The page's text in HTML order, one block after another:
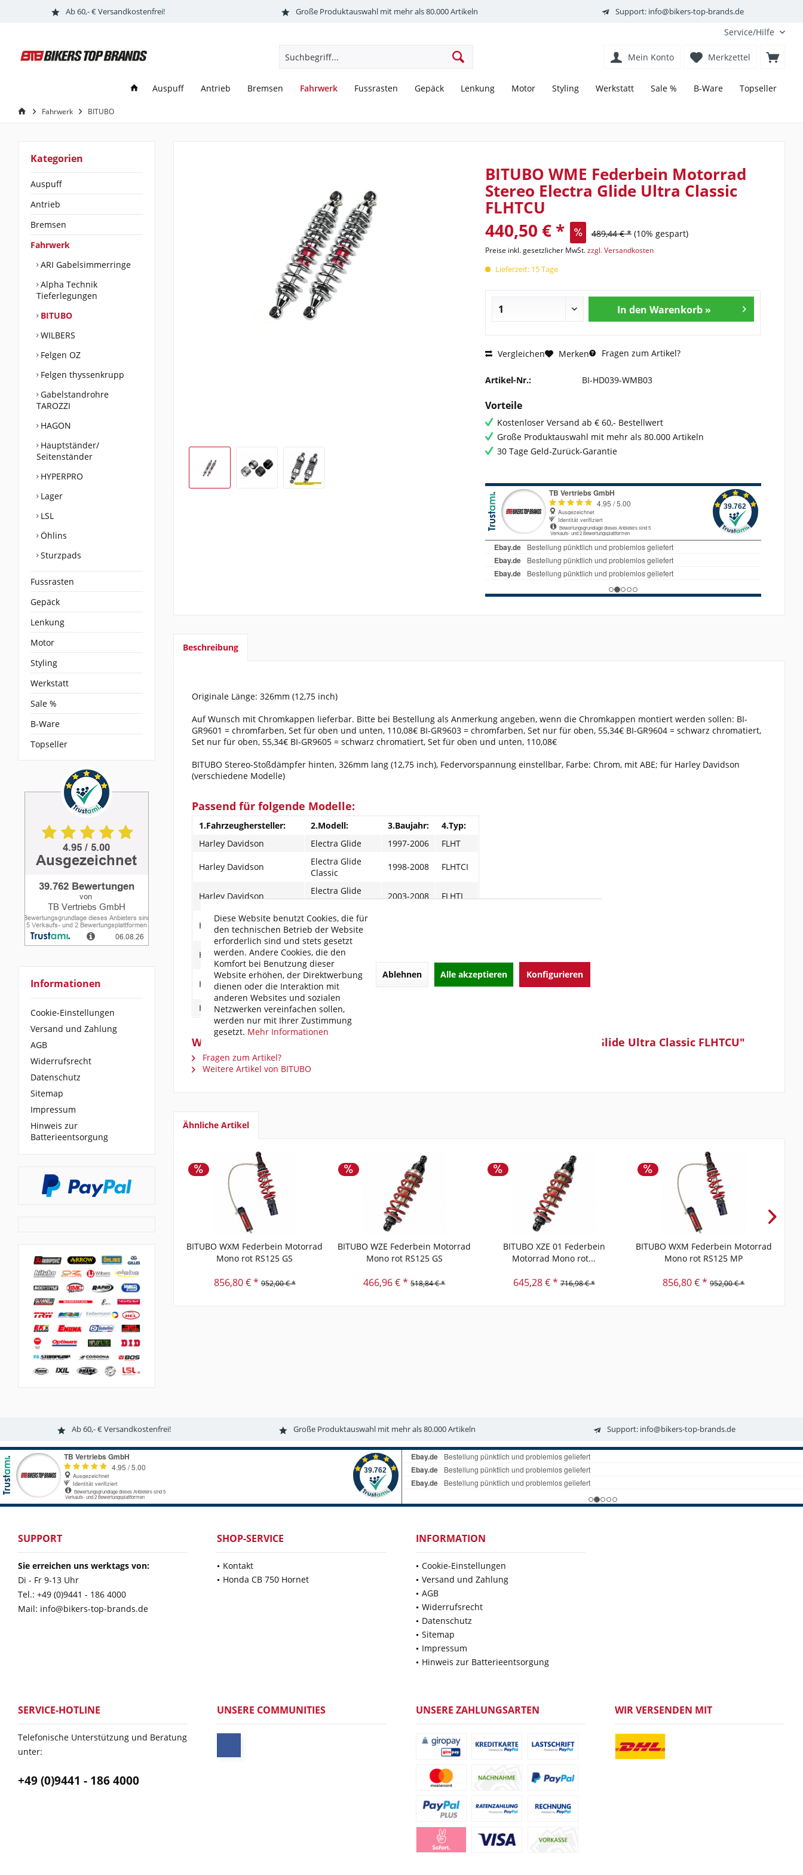
Ab 60,- € Versandkostenfrei! Große Produktauswahl mit mehr als 80.000 Artikeln Support: info@bikers-top-brands.de
Service/Hilfe
Merkzettel
Mein Konto
Auspuff Antrieb Bremsen Fahrwerk Fussrasten Gepäck Lenkung Motor Styling Werkstatt Sale % B-Ware Topseller
Fahrwerk BITUBO
Kategorien
Auspuff
Antrieb
Bremsen
Fahrwerk
ARI Gabelsimmerringe
Alpha Technik
Tieferlegungen
BITUBO
WILBERS
Felgen OZ
Felgen thyssenkrupp
Gabelstandrohre
TAROZZI
HAGON
Hauptständer/
Seitenständer
HYPERPRO
Lager
LSL
Öhlins
Sturzpads
Fussrasten
Gepäck
Lenkung
Motor
Styling
Werkstatt
Sale %
B-Ware
Topseller
Informationen
Cookie-Einstellungen
Versand und Zahlung
AGB
Widerrufsrecht
Datenschutz
Sitemap
Impressum
Hinweis zur
Batterieentsorgung
BITUBO WME Federbein Motorrad
Stereo Electra Glide Ultra Classic
FLHTCU
440,50 € * 489,44 € * (10% gespart)
Preise inkl. gesetzlicher MwSt.zzgl. Versandkosten
Lieferzeit: 15 Tage
In den Warenkorb »
Vergleichen Merken Fragen zum Artikel?
Artikel-Nr.: BI-HD039-WMB03
Vorteile
Kostenloser Versand ab € 60,- Bestellwert
Große Produktauswahl mit mehr als 80.000 Artikeln
30 Tage Geld-Zurück-Garantie
Beschreibung
Originale Länge: 326mm (12,75 inch)
Auf Wunsch mit Chromkappen lieferbar. Bitte bei Bestellung als Anmerkung angeben, wenn die Chromkappen montiert werden sollen: BI-
GR9601 = chromfarben, Set für oben und unten, 110,08€ BI-GR9603 = chromfarben, Set nur für oben, 55,34€ BI-GR9604 = schwarz chromatiert,
Set nur für oben, 55,34€ BI-GR9605 = schwarz chromatiert, Set für oben und unten, 110,08€
BITUBO Stereo-Stoßdämpfer hinten, 326mm lang (12,75 inch), Federvorspannung einstellbar, Farbe: Chrom, mit ABE; für Harley Davidson
(verschiedene Modelle)
Passend für folgende Modelle:
1.Fahrzeughersteller: 2.Modell: 3.Baujahr:
4.Typ:
Harley Davidson
Electra Glide 1997-2006 FLHT
Harley Davidson
Electra Glide
Classic
1998-2008 FLHTCI
Harley Davidson
Electra Glide
Standard
2003-2008 FLHTI
Harley Davidson
Electra Glide
Ultra Classic
Harley Davidson
Electra Glide
Ultra Classic
Harley Davidson
Electra Glide
Ultra Classic
FLHTCU
Harley Davidson Road King
Weiterführende Links zu "BITUBO WME Federbein Motorrad Stereo Electra Glide Ultra Classic FLHTCU"
Fragen zum Artikel?
Weitere Artikel von BITUBO
Ähnliche Artikel
BITUBO WXM Federbein Motorrad
Mono rot RS125 GS
856,80 € * 952,00 € *
BITUBO WZE Federbein Motorrad
Mono rot RS125 GS
466,96 € * 518,84 € *
BITUBO XZE 01 Federbein
Motorrad Mono rot...
645,28 € * 716,98 € *
BITUBO WXM Federbein Motorrad
Mono rot RS125 MP
856,80 € * 952,00 € *
Ab 60,- € Versandkostenfrei! Große Produktauswahl mit mehr als 80.000 Artikeln Support: info@bikers-top-brands.de
SUPPORT
Sie erreichen uns werktags von:
Di - Fr 9-13 Uhr
Tel.: +49 (0)9441 - 186 4000
Mail: info@bikers-top-brands.de
SHOP-SERVICE
Kontakt
Honda CB 750 Hornet
INFORMATION
Cookie-Einstellungen
Versand und Zahlung
AGB
Widerrufsrecht
Datenschutz
Sitemap
Impressum
Hinweis zur Batterieentsorgung
SERVICE-HOTLINE
Telefonische Unterstützung und Beratung
unter:
+49 (0)9441 - 186 4000
UNSERE COMMUNITIES UNSERE ZAHLUNGSARTEN WIR VERSENDEN MIT
Diese Website benutzt Cookies, die für
den technischen Betrieb der Website
erforderlich sind und stets gesetzt
werden. Andere Cookies, die den
Komfort bei Benutzung dieser
Website erhöhen, der Direktwerbung
dienen oder die Interaktion mit
anderen Websites und sozialen
Netzwerken vereinfachen sollen,
werden nur mit Ihrer Zustimmung
gesetzt. Mehr Informationen
Ablehnen Alle akzeptieren Konfigurieren